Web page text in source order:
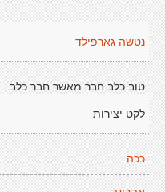
נטשה גארפילד
טוב כלב חבר מאשר חבר כלב
לקט יצירות
ככה